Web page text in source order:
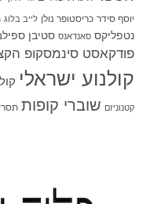
יוסף סידר כריסטופר נולן לייב בלוג
נטפליקס סאנדאנס סטיבן
פודקאסט סינמסקופ
קולנוע ישראלי
קטנוניזם שוברי קופות